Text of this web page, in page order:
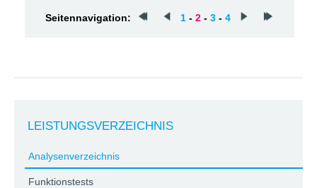
Seitennavigation: 1 - 2 - 3 - 4
LEISTUNGSVERZEICHNIS
Analysenverzeichnis
Funktionstests